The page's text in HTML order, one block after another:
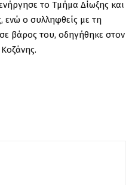
το Τμήμα Δίωξης και
ενώ ο συλληφθείς με τη
βάρος του, οδηγήθηκε στον